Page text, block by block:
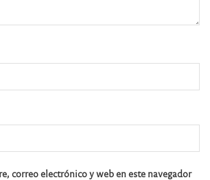
correo electrónico y web en este navegador